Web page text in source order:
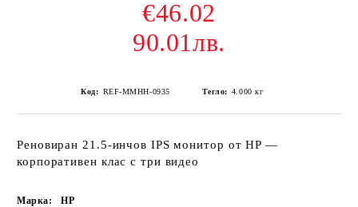
€46.02
90.01лв.
Код: REF-MMHH-0935 Тегло: 4.000 кг
Реновиран 21.5-инчов IPS монитор от HP —
корпоративен клас с три видео
Марка: HP